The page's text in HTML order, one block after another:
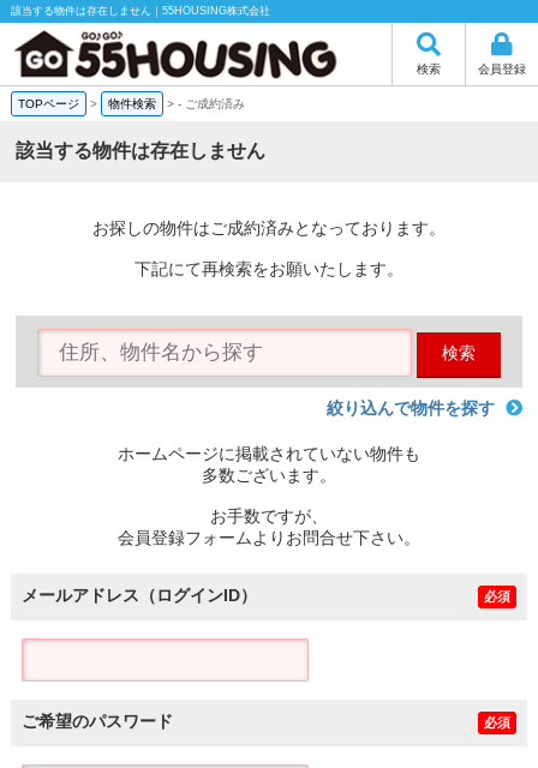
該当する物件は存在しません｜55HOUSING株式会社
検索 会員登録
TOPページ > 物件検索 >- ご成約済み
該当する物件は存在しません
お探しの物件はご成約済みとなっております。
下記にて再検索をお願いたします。
検索
絞り込んで物件を探す
ホームページに掲載されていない物件も
多数ございます。
お手数ですが、
会員登録フォームよりお問合せ下さい。
メールアドレス（ログインID） 必須
ご希望のパスワード 必須